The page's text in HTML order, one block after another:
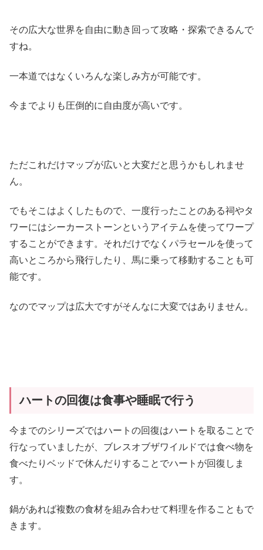
その広大な世界を自由に動き回って攻略・探索できるんで
すね。
一本道ではなくいろんな楽しみ方が可能です。
今までよりも圧倒的に自由度が高いです。
ただこれだけマップが広いと大変だと思うかもしれませ
ん。
でもそこはよくしたもので、一度行ったことのある祠やタ
ワーにはシーカーストーンというアイテムを使ってワープ
することができます。それだけでなくパラセールを使って
高いところから飛行したり、馬に乗って移動することも可
能です。
なのでマップは広大ですがそんなに大変ではありません。
ハートの回復は食事や睡眠で行う
今までのシリーズではハートの回復はハートを取ることで
行なっていましたが、ブレスオブザワイルドでは食べ物を
食べたりベッドで休んだりすることでハートが回復しま
す。
鍋があれば複数の食材を組み合わせて料理を作ることもで
きます。